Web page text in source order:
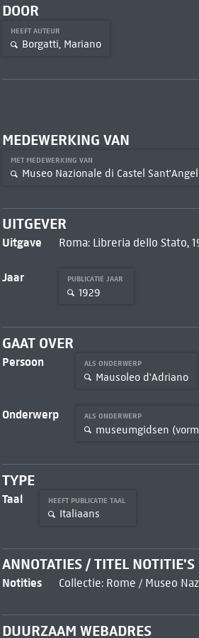
DOOR
HEEFT AUTEUR
Borgatti, Mariano
MEDEWERKING VAN
MET MEDEWERKING VAN
Museo Nazionale di Castel
UITGEVER
Uitgave Roma: Libreria dello Stato,
Jaar PUBLICATIE JAAR
1929
GAAT OVER
Persoon ALS ONDERWERP
Mausoleo d'Adriano
Onderwerp ALS ONDERWERP
museumgidsen
TYPE
Taal HEEFT PUBLICATIE TAAL
Italiaans
ANNOTATIES / TITEL NOTITIE'S
Notities Collectie: Rome / Museo
DUURZAAM WEBADRES